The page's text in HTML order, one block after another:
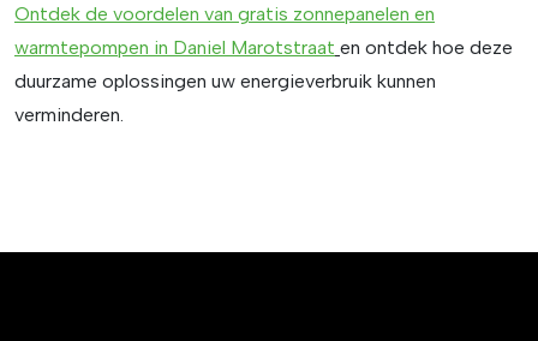
Ontdek de voordelen van gratis zonnepanelen en
warmtepompen in Daniel Marotstraat en ontdek hoe deze
duurzame oplossingen uw energieverbruik kunnen
verminderen.